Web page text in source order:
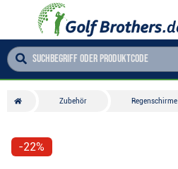
Zubehör Regenschirme
-22%